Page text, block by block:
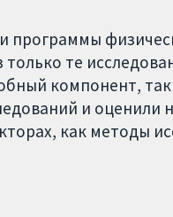
программы
те
компонент,
и оценили
как методы